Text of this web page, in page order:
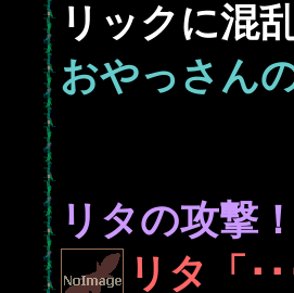
リックに混
おやっさん
リタの攻撃！
リタ「･･